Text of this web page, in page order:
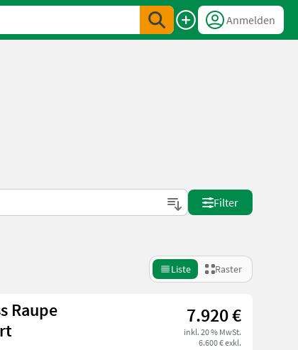
Anmelden
Filter
Liste Raster
Raupe
7.920 €
inkl. 20 % MwSt.
6.600 € exkl.